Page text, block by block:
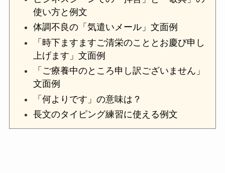
使い方と例文
体調不良の「気遣いメール」文面例
「時下ますますご清栄のこととお慶び申し
上げます」文面例
「ご療養中のところ申し訳ございません」
文面例
「何よりです」の意味は？
長文のタイピング練習に使える例文